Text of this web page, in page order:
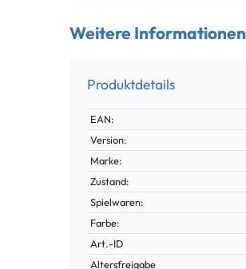
Weitere Informationen
Produktdetails
Technisches
Merkmal
Wert
EAN:
Version:
Marke:
Zustand:
Spielwaren:
Farbe:
Technisches
Merkmal
Wert
Art.-ID
Altersfreigabe